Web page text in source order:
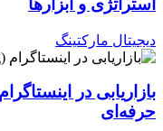
استراتژی و ابزارها
دیجیتال مارکتینگ
بازاریابی در
حرفه‌ای